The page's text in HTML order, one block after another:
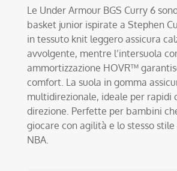
Le Under Armour BGS Curry 6
basket junior ispirate a Stephen
in tessuto knit leggero assicura
avvolgente, mentre l’intersuola
ammortizzazione HOVR™
comfort. La suola in gomma
multidirezionale, ideale per rapidi
direzione. Perfette per bambini
giocare con agilità e lo stesso
NBA.